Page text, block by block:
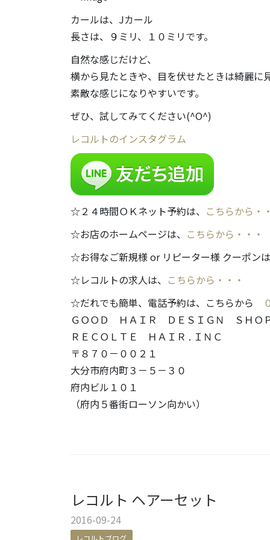
カールは、Jカール
長さは、９ミリ、１０ミリです。
自然な感じだけど、
横から見たときや、目を伏せたときは綺麗に
素敵な感じになりやすいです。
ぜひ、試してみてください(^O^)
レコルトのインスタグラム
☆２４時間ＯＫネット予約は、 こちらから・
☆お店のホームページは、 こちらから・・・
☆お得なご新規様 or リピーター様 クーポンは
☆レコルトの求人は、 こちらから・・・
☆だれでも簡単、電話予約は、こちらから
ＧＯＯＤ ＨＡＩＲ ＤＥＳＩＧＮ ＳＨＯ
ＲＥＣＯＬＴＥ ＨＡＩＲ . ＩＮＣ
〒８７０－００２１
大分市府内町３－５－３０
府内ビル１０１
（府内５番街ローソン向かい）
レコルト ヘアーセット
2016-09-24
レコルトブログ